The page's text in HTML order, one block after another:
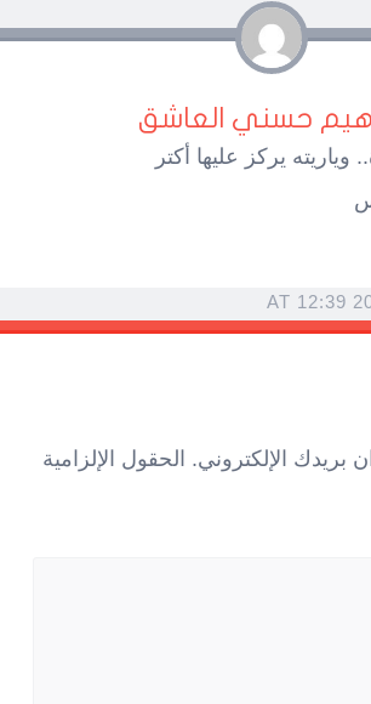
حسني العاشق
وياريته يركز عليها أكتر
بريدك الإلكتروني. الحقول الإلزامية